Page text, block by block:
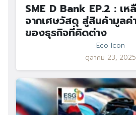
SME D Bank EP.2 : เห
จากเศษวัสดุ สู่สินค้ามูล
ของธุรกิจที่คิดต่าง
Eco Icon
ตุลาคม 23, 2025